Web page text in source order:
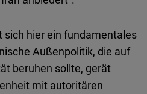
sich hier ein fundamentales
Außenpolitik, die auf
beruhen sollte, gerät
mit autoritären